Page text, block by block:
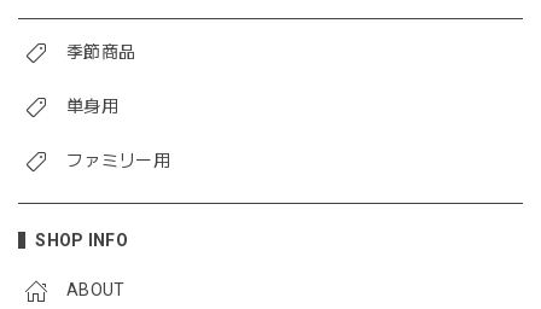
季節商品
単身用
ファミリー用
SHOP INFO
ABOUT